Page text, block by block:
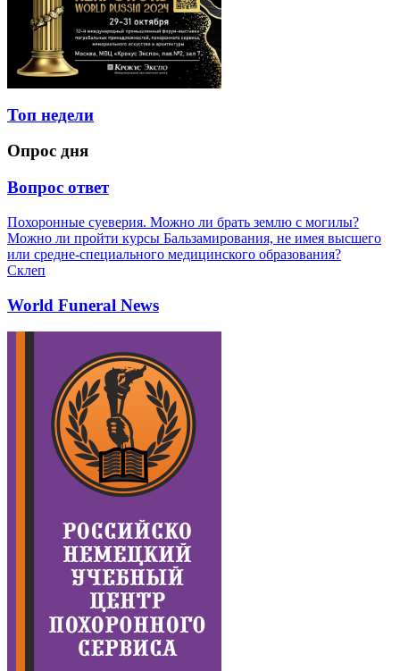
Топ недели
Опрос дня
Вопрос ответ
Похоронные суеверия. Можно ли брать землю с могилы?
Можно ли пройти курсы Бальзамирования, не имея высшего
или средне-специального медицинского образования?
Склеп
World Funeral News